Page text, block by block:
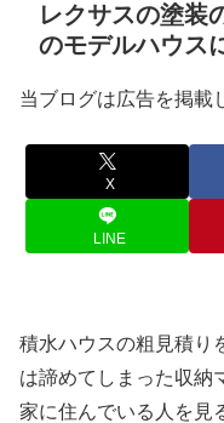
レクサスの塗装
のモデルハウス
当ブログは広告を掲載
X
LINE
積水ハウスの粗見積り
は諦めてしまった収納
家に住んでいる人を見